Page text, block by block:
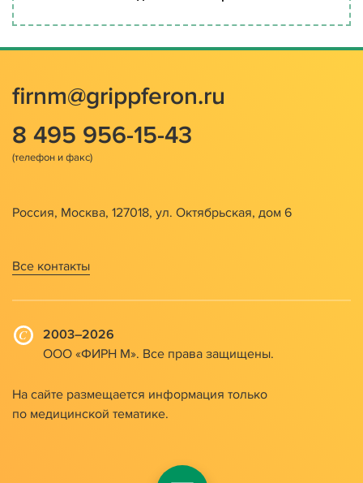
firnm@grippferon.ru
8 495 956-15-43
Россия, Москва, 127018, ул. Октябрьская, дом 6
Все контакты
2003–2026
ООО «ФИРН М». Все права защищены.
На сайте размещается информация только
по медицинской тематике.
Мобильное